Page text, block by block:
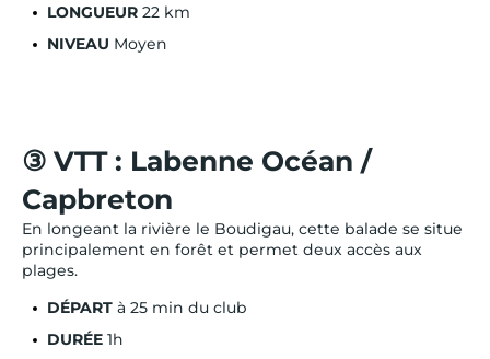
LONGUEUR 22 km
NIVEAU Moyen
③ VTT : Labenne Océan /
Capbreton
En longeant la rivière le Boudigau, cette balade se situe
principalement en forêt et permet deux accès aux
plages.
DÉPART à 25 min du club
DURÉE 1h